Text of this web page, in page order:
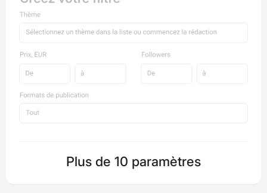
Plus de 10 paramètres